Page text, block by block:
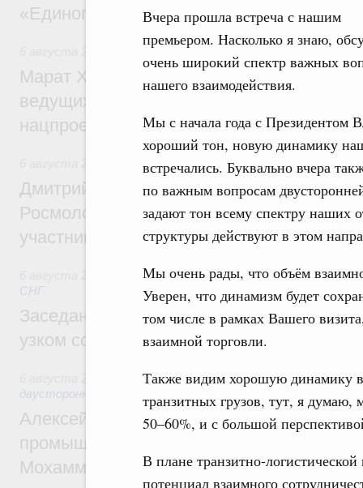
Вчера прошла встреча с нашим
премьером. Насколько я знаю,
очень широкий спектр важных
нашего взаимодействия.
Мы с начала года с Президентом
хороший тон, новую динамику
встречались. Буквально вчера
по важным вопросам
задают тон всему спектру наших
структуры действуют в этом
Мы очень рады, что объём
Уверен, что динамизм будет
том числе в рамках Вашего
взаимной торговли.
Также видим хорошую динамику в
транзитных грузов, тут, я думаю,
50–60%, и с большой
В плане транзитно-
потенциал взаимного
«Единого заказчика»
Национальный проект «Инфраструктура
Марат Хуснуллин: Порядка 200
ведущих к спортивным объектам,
нацпроекту «Инфраструктура для
Молодёжная политика
Дмитрий Чернышенко, Сергей Кравцов и
Росмолодёжи Григорий Гуров
участников проекта «Кольцо открытий»
Евразийский экономический союз.
СНГ
Заседание Евразийского
узком составе
Экономические отношения с
двусторонней основе
Алексей Оверчук провёл рабочую
промышленности, недропользования и
Мохаммадом Атабаком